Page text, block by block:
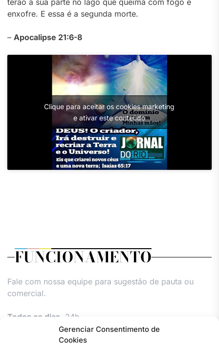
Gerenciar Consentimento de
Cookies
enxofre. E essa é a segunda morte.
– Apocalipse 21:6-8
Clique para aceitar os cookies marketing
e ativar este conteúdo
FUNCIONAMENTO
Fale com nossa equipe para sugestão de pauta ou
comercial.
Todos os dias, 24h.